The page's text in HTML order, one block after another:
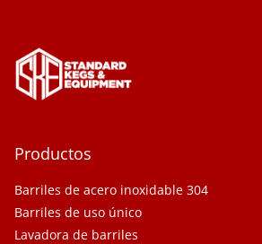
Productos
Barriles de acero inoxidable 304
Barriles de uso único
Lavadora de barriles